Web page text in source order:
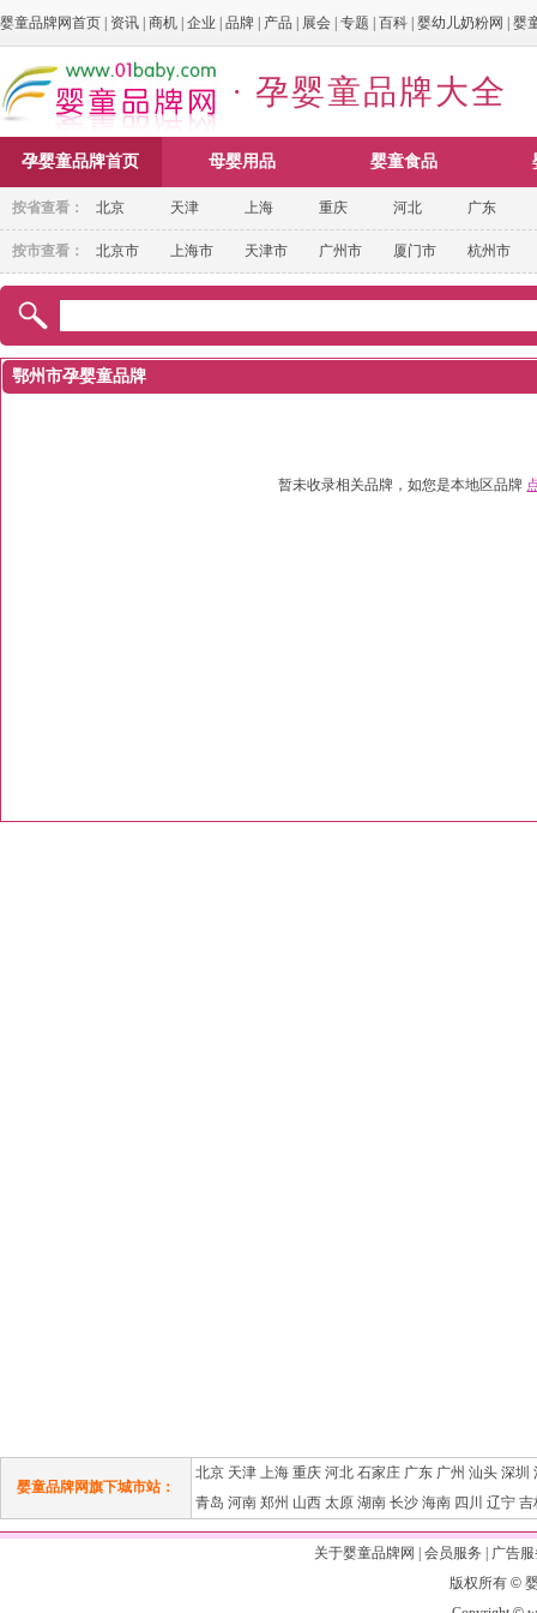
婴童品牌网首页 资讯 商机 企业 品牌 产品 展会 专题 百科 婴幼儿奶粉网 婴
· 孕婴童品牌大全
孕婴童品牌首页 母婴用品 婴童食品
北京 天津 上海 重庆 河北 广东
按省查看：
北京市 上海市 天津市 广州市 厦门市 杭州市
按市查看：
鄂州市孕婴童品牌
暂未收录相关品牌，如您是本地区品牌
婴童品牌网旗下城市站：
北京 天津 上海 重庆 河北 石家庄 广东 广州 汕头 深圳
青岛 河南 郑州 山西 太原 湖南 长沙 海南 四川 辽宁 吉
关于婴童品牌网 会员服务
广告
版权所有 ©